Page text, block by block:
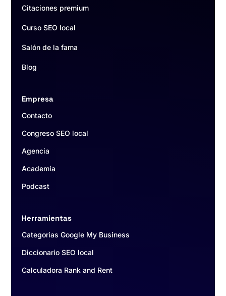
Citaciones premium
Curso SEO local
Salón de la fama
Blog
Empresa
Contacto
Congreso SEO local
Agencia
Academia
Podcast
Herramientas
Categorías Google My Business
Diccionario SEO local
Calculadora Rank and Rent